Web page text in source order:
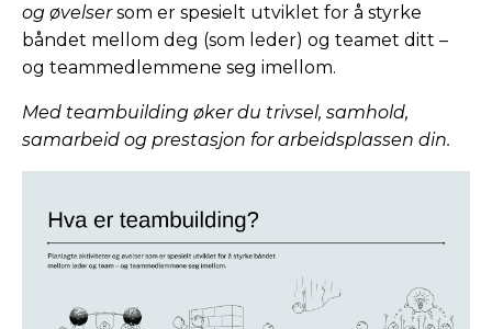
og øvelsersom er spesielt utviklet for å styrke
båndet mellom deg (som leder) og teamet ditt –
og teammedlemmene seg imellom.
Med teambuilding øker du trivsel, samhold,
samarbeid og prestasjon for arbeidsplassen din.